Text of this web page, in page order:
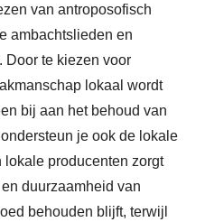
van antroposofisch
ambachtslieden en
Door te kiezen voor
lokaal wordt
bij aan het behoud van
je ook de lokale
producenten zorgt
duurzaamheid van
behouden blijft, terwijl